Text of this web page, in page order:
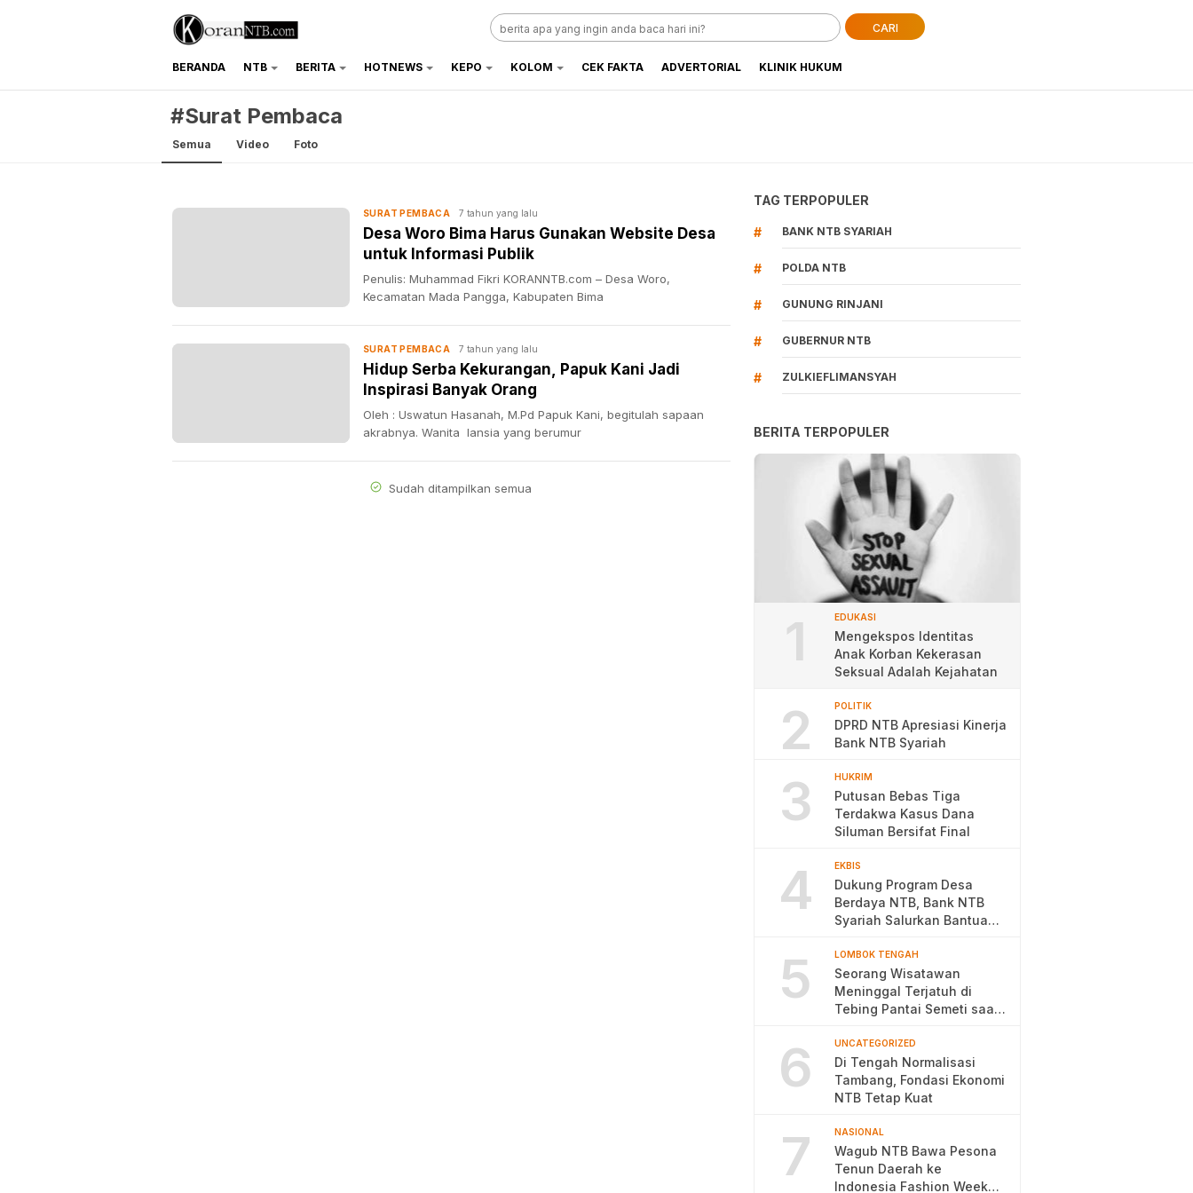
koranntb.com
CARI
BERANDA NTB BERITA HOTNEWS KEPO KOLOM CEK FAKTA ADVERTORIAL KLINIK HUKUM
#Surat Pembaca
Semua Video Foto
SURAT PEMBACA 7 tahun yang lalu
Desa Woro Bima Harus Gunakan Website Desa
untuk Informasi Publik
Penulis: Muhammad Fikri KORANNTB.com – Desa Woro,
Kecamatan Mada Pangga, Kabupaten Bima
SURAT PEMBACA 7 tahun yang lalu
Hidup Serba Kekurangan, Papuk Kani Jadi
Inspirasi Banyak Orang
Oleh : Uswatun Hasanah, M.Pd Papuk Kani, begitulah sapaan
akrabnya. Wanita lansia yang berumur
Sudah ditampilkan semua
TAG TERPOPULER
# BANK NTB SYARIAH
# POLDA NTB
# GUNUNG RINJANI
# GUBERNUR NTB
# ZULKIEFLIMANSYAH
BERITA TERPOPULER
1 EDUKASI
Mengekspos Identitas
Anak Korban Kekerasan
Seksual Adalah Kejahatan
2 POLITIK
DPRD NTB Apresiasi Kinerja
Bank NTB Syariah
3 HUKRIM
Putusan Bebas Tiga
Terdakwa Kasus Dana
Siluman Bersifat Final
4 EKBIS
Dukung Program Desa
Berdaya NTB, Bank NTB
Syariah Salurkan Bantuan
5 LOMBOK TENGAH
Seorang Wisatawan
Meninggal Terjatuh di
Tebing Pantai Semeti saat
6 UNCATEGORIZED
Di Tengah Normalisasi
Tambang, Fondasi Ekonomi
NTB Tetap Kuat
7 NASIONAL
Wagub NTB Bawa Pesona
Tenun Daerah ke
Indonesia Fashion Week